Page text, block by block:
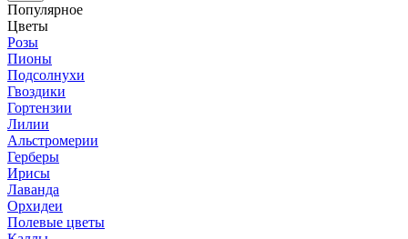
Популярное
Цветы
Розы
Пионы
Подсолнухи
Гвоздики
Гортензии
Лилии
Альстромерии
Герберы
Ирисы
Лаванда
Орхидеи
Полевые цветы